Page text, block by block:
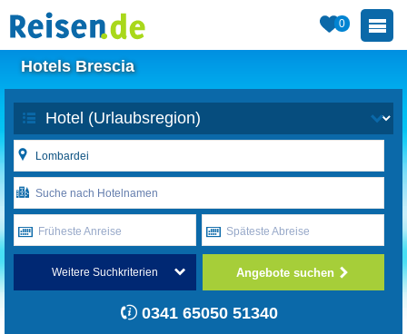
0
Hotels Brescia
Früheste Anreise Späteste Abreise
Weitere Suchkriterien Angebote suchen
0341 65050 51340